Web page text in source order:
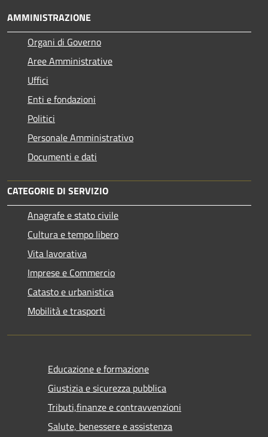
AMMINISTRAZIONE
Organi di Governo
Aree Amministrative
Uffici
Enti e fondazioni
Politici
Personale Amministrativo
Documenti e dati
CATEGORIE DI SERVIZIO
Anagrafe e stato civile
Cultura e tempo libero
Vita lavorativa
Imprese e Commercio
Catasto e urbanistica
Mobilità e trasporti
Educazione e formazione
Giustizia e sicurezza pubblica
Tributi,finanze e contravvenzioni
Salute, benessere e assistenza